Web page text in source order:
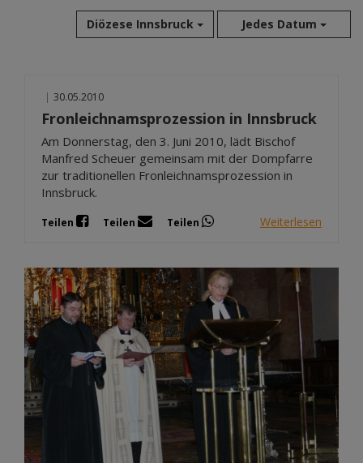
Diözese Innsbruck Jedes Datum
Jun 2026
Mai 2026
Apr 2026
Mär 2026
Jan 2026
Nov 2025
Sep 2025
| 30.05.2010
Fronleichnamsprozession in Innsbruck
Am Donnerstag, den 3. Juni 2010, lädt Bischof
Manfred Scheuer gemeinsam mit der Dompfarre
zur traditionellen Fronleichnamsprozession in
Innsbruck.
Teilen Teilen Teilen Weiterlesen